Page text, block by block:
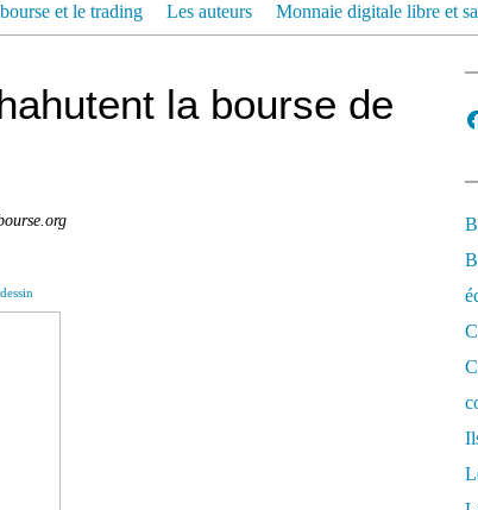
et le trading Les auteurs Monnaie digitale libre et
la bourse de